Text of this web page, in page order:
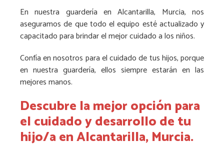
En nuestra guardería en Alcantarilla, Murcia, nos
aseguramos de que todo el equipo esté actualizado y
capacitado para brindar el mejor cuidado a los niños.
Confía en nosotros para el cuidado de tus hijos, porque
en nuestra guardería, ellos siempre estarán en las
mejores manos.
Descubre la mejor opción para
el cuidado y desarrollo de tu
hijo/a en Alcantarilla, Murcia.